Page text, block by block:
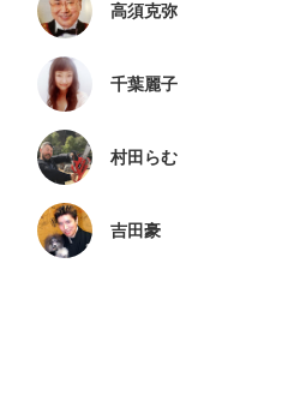
高須克弥
千葉麗子
村田らむ
吉田豪